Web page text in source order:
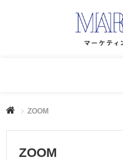
ZOOM
ZOOM